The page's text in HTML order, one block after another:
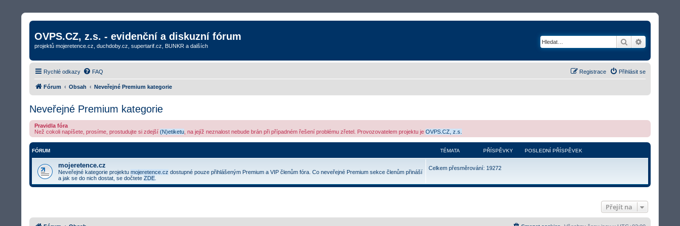
OVPS.CZ, z.s. - evidenční a diskuzní fórum
projektů mojeretence.cz, duchdoby.cz, supertarif.cz, BUNKR a dalších Hledat
Rychlé odkazy FAQ Přihlásit se
Registrace
Fórum Obsah Neveřejné Premium kategorie
Neveřejné Premium kategorie
Pravidla fóra
Než cokoli napíšete, prosíme, prostudujte si zdejší (N)etiketu , na jejíž neznalost nebude brán při případném řešení problému zřetel. Provozovatelem projektu je OVPS.CZ, z.s.
FÓRUM TÉMATA PŘÍSPĚVKY POSLEDNÍ PŘÍSPĚVEK
mojeretence.cz
Neveřejné kategorie projektu mojeretence.cz dostupné pouze přihlášeným Premium a VIP členům fóra. Co neveřejné Premium sekce členům přináší
a jak se do nich dostat, se dočtete ZDE
Celkem přesměrování: 19272
Přejít na